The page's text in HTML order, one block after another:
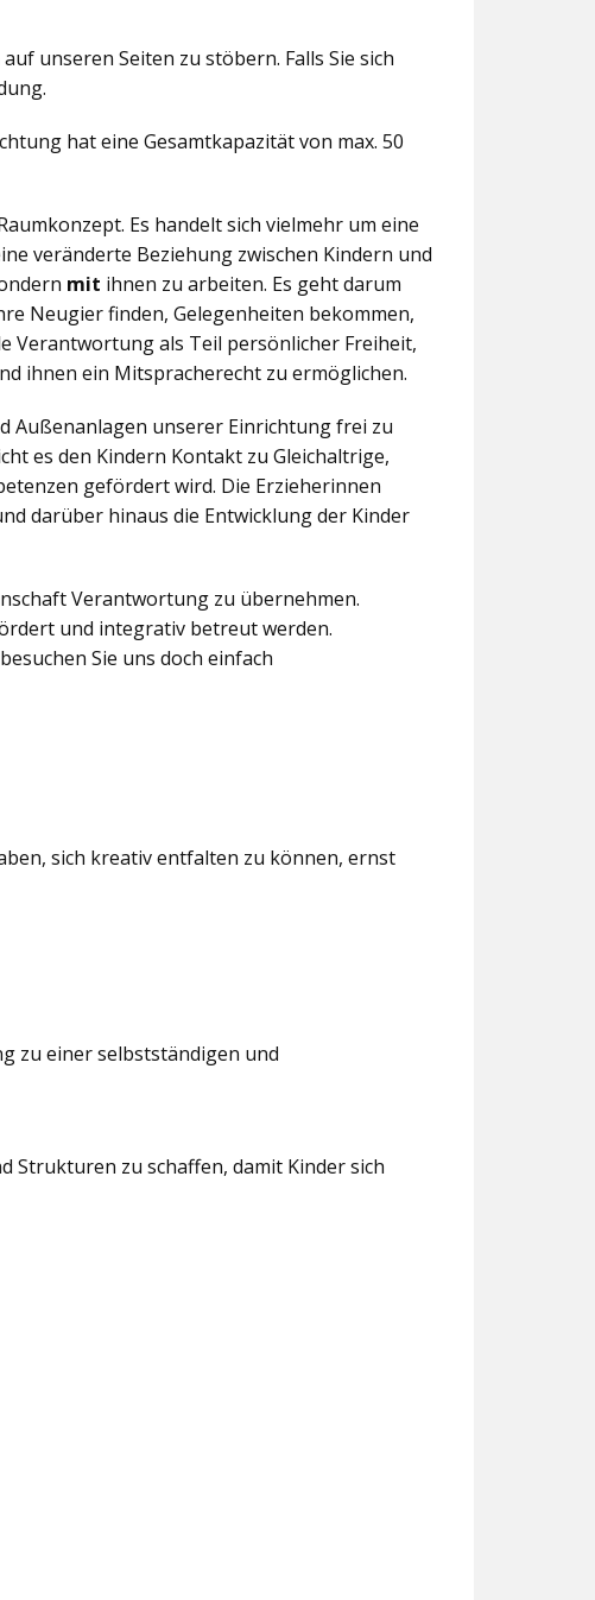
unseren Seiten zu stöbern. Falls Sie sich
hat eine Gesamtkapazität von max. 50
Es handelt sich vielmehr um eine
veränderte Beziehung zwischen Kindern und
mit ihnen zu arbeiten. Es geht darum
Neugier finden, Gelegenheiten bekommen,
Verantwortung als Teil persönlicher Freiheit,
ihnen ein Mitspracherecht zu ermöglichen.
Außenanlagen unserer Einrichtung frei zu
es den Kindern Kontakt zu Gleichaltrige,
gefördert wird. Die Erzieherinnen
darüber hinaus die Entwicklung der Kinder
Verantwortung zu übernehmen.
und integrativ betreut werden.
Sie uns doch einfach
sich kreativ entfalten zu können, ernst
zu einer selbstständigen und
Strukturen zu schaffen, damit Kinder sich